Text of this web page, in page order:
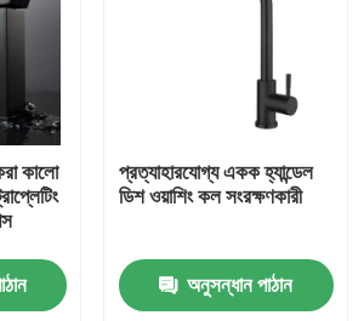
কালো
প্রত্যাহারযোগ্য একক হ্যান্ডেল
ডিশ ওয়াশিং কল সংরক্ষণকারী
অনুসন্ধান পাঠান